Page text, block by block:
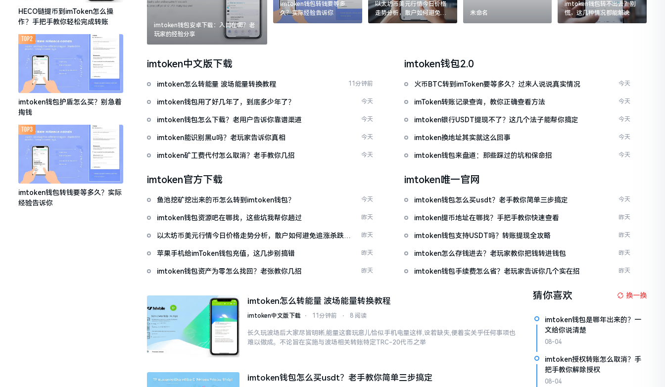
HECO链提币到imToken怎么操
作？手把手教你轻松完成转账
imtoken钱包护盾怎么买？别急着
掏钱
TOP2
imtoken钱包转钱要等多久？实际
经验告诉你
TOP3
imtoken钱包安卓下载：入口在哪？老
玩家的经验分享
imtoken钱包转钱要等多
久？实际经验告诉你
以太坊币美元行情今日价格
走势分析，散户如何避免追
涨杀跌被套牢
未命名
imtoken钱包转不出去？别
慌，这几种情况都能解决
imtoken中文版下载
imtoken怎么转能量 波场能量转换教程 11分钟前
imtoken钱包用了好几年了，到底多少年了？ 今天
imtoken钱包怎么下载？老用户告诉你靠谱渠道 今天
imtoken能识别黑u吗？老玩家告诉你真相 今天
imtoken矿工费代付怎么取消？老手教你几招 今天
imtoken钱包2.0
火币BTC转到imToken要等多久？过来人说说真实情况 今天
imToken转账记录查询，教你正确查看方法 今天
imtoken银行USDT提现不了？这几个法子能帮你搞定 今天
imtoken换地址其实就这么回事 今天
imtoken钱包来盘道：那些踩过的坑和保命招 今天
imtoken官方下载
鱼池挖矿挖出来的币怎么转到imtoken钱包？ 今天
imtoken钱包资源吧在哪找，这些坑我帮你趟过 昨天
以太坊币美元行情今日价格走势分析，散户如何避免追涨杀跌被
昨天
苹果手机给imToken钱包充值，这几步别搞错 昨天
imtoken钱包资产为零怎么找回？老张教你几招 昨天
imtoken唯一官网
imtoken钱包怎么买usdt？老手教你简单三步搞定 今天
imtoken提币地址在哪找？手把手教你快速查看 昨天
imtoken钱包支持USDT吗？转账提现全攻略 昨天
imtoken怎么存钱进去？老玩家教你把钱转进钱包 昨天
imtoken钱包手续费怎么省？老玩家告诉你几个实在招 昨天
imtoken怎么转能量 波场能量转换教程
imtoken中文版下载 ⋅ 11分钟前 ⋅ 8 阅读
长久玩波场后大家尽皆明晰,能量这套玩意儿恰似手机电量这样,设若缺失,便着实关乎任何事项也
难以做成。不论旨在实施与波场相关转账特定TRC-20代币之举
imtoken钱包怎么买usdt？老手教你简单三步搞定
猜你喜欢 换一换
imtoken钱包是哪年出来的？一
文给你说清楚
08-04
imtoken授权转账怎么取消？手
把手教你解除授权
08-04